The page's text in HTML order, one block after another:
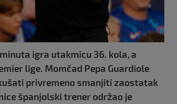
igra utakmicu 36. kola, a
lige. Momčad Pepa Guardiole
privremeno smanjiti zaostatak
španjolski trener održao je